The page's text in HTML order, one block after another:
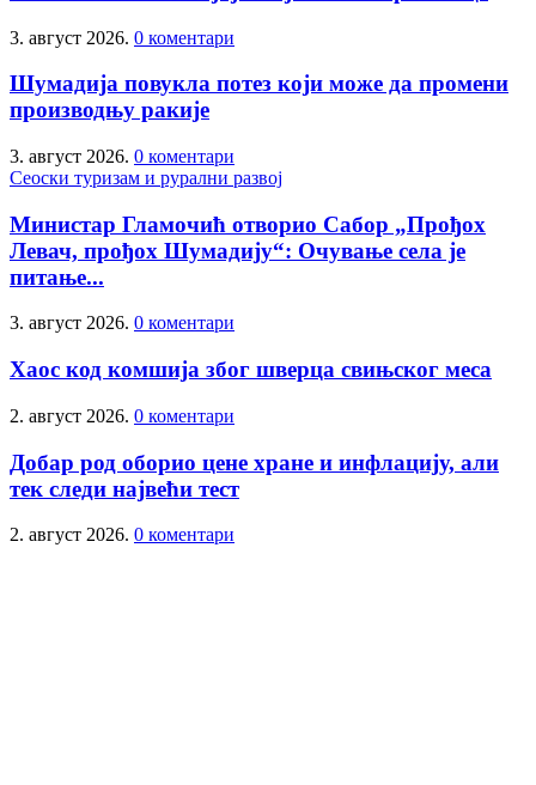
3. август 2026. 0 коментари
Шумадија повукла потез који може да промени
производњу ракије
3. август 2026. 0 коментари
Сеоски туризам и рурални развој
Министар Гламочић отворио Сабор „Прођох
Левач, прођох Шумадију“: Очување села је
питање...
3. август 2026. 0 коментари
Хаос код комшија због шверца свињског меса
2. август 2026. 0 коментари
Добар род оборио цене хране и инфлацију, али
тек следи највећи тест
2. август 2026. 0 коментари